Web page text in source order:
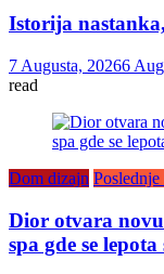
Istorija
7 Augusta, 20266
read
Dom dizajn
Dior otvara
spa gde se